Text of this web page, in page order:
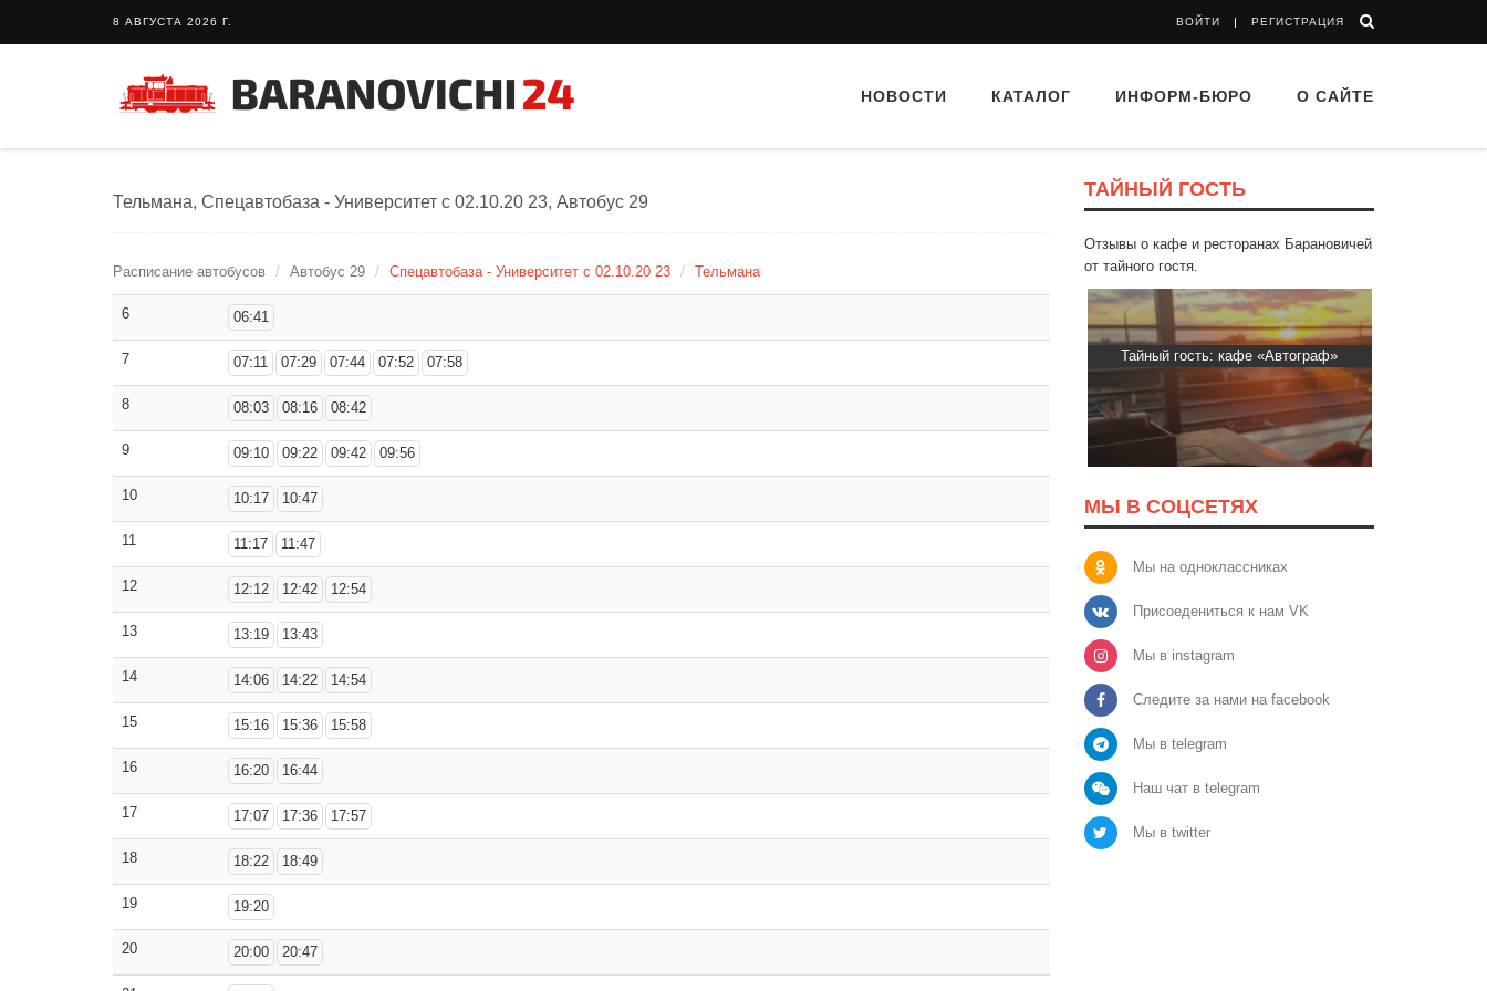
8 АВГУСТА 2026 Г. ВОЙТИ РЕГИСТРАЦИЯ
НОВОСТИ КАТАЛОГ ИНФОРМ-БЮРО О САЙТЕ
Тельмана, Спецавтобаза - Университет с 02.10.20 23, Автобус 29
Расписание автобусов Автобус 29 Спецавтобаза - Университет с 02.10.20 23 Тельмана
6 06:41
7 07:11 07:29 07:44 07:52 07:58
8 08:03 08:16 08:42
9 09:10 09:22 09:42 09:56
10 10:17 10:47
11 11:17 11:47
12 12:12 12:42 12:54
13 13:19 13:43
14 14:06 14:22 14:54
15 15:16 15:36 15:58
16 16:20 16:44
17 17:07 17:36 17:57
18 18:22 18:49
19 19:20
20 20:00 20:47
ТАЙНЫЙ ГОСТЬ
Отзывы о кафе и ресторанах Барановичей
от тайного гостя.
Тайный гость: кафе «Автограф»
МЫ В СОЦСЕТЯХ
Мы на одноклассниках
Присоедениться к нам VK
Мы в instagram
Следите за нами на facebook
Мы в telegram
Наш чат в telegram
Мы в twitter